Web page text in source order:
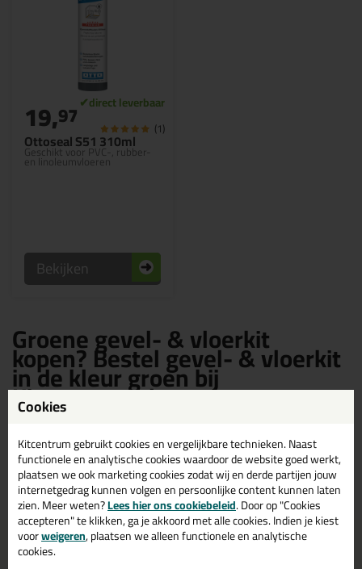
Ottoseal S51 310ml
Geschikt voor PVC-, rubber-
en linoleumvloeren
19,97 (1)
Bekijken
Groene gevel- & vloerkit
kopen? Bestel gevel- & vloerkit
in de kleur groen bij
Kitcentrum.nl
je een ruim assortiment groene gevel- & vloerkit in de merken: Otto
Chemie. Bestel je gevel- & vloerkit groen daarom gemakkelijk en snel
op Kitcentrum.nl!
Voor 16:00 uur besteld
morgen in huis
Gratisbezorging inNL & BE
Cookies
Kitcentrum gebruikt cookies en vergelijkbare technieken. Naast
functionele en analytische cookies waardoor de website goed werkt,
plaatsen we ook marketing cookies zodat wij en derde partijen jouw
internetgedrag kunnen volgen en persoonlijke content kunnen laten
zien. Meer weten?Lees hier ons cookiebeleid. Door op "Cookies
accepteren" te klikken, ga je akkoord met alle cookies. Indien je kiest
voorweigeren, plaatsen we alleen functionele en analytische
cookies.